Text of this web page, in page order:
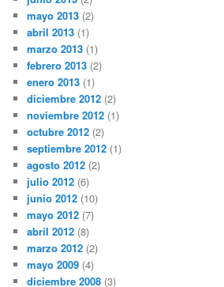
mayo 2013 (2)
abril 2013 (1)
marzo 2013 (1)
febrero 2013 (2)
enero 2013 (1)
diciembre 2012 (2)
noviembre 2012 (1)
octubre 2012 (2)
septiembre 2012 (1)
agosto 2012 (2)
julio 2012 (6)
junio 2012 (10)
mayo 2012 (7)
abril 2012 (8)
marzo 2012 (2)
mayo 2009 (4)
diciembre 2008 (3)